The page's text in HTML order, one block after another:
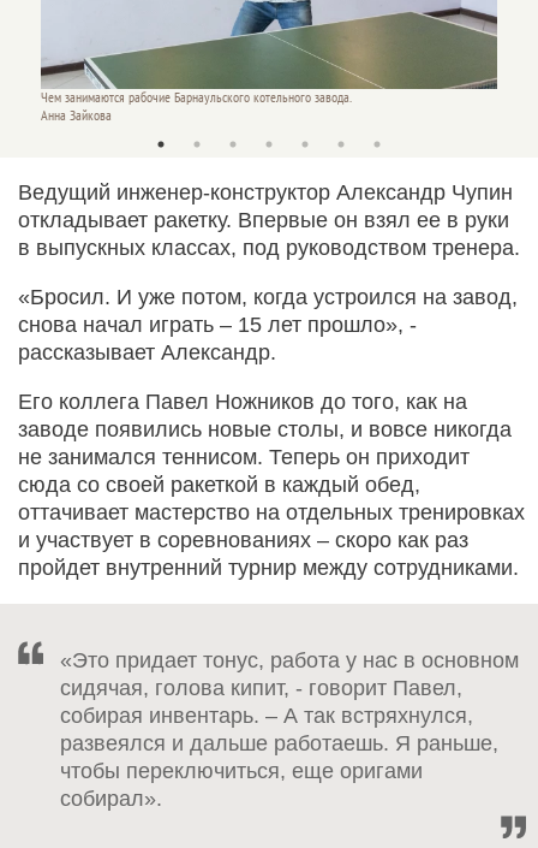
Чем занимаются рабочие Барнаульского котельного завода.
Анна Зайкова
Ведущий инженер-конструктор Александр Чупин
откладывает ракетку. Впервые он взял ее в руки
в выпускных классах, под руководством тренера.
«Бросил. И уже потом, когда устроился на завод,
снова начал играть – 15 лет прошло», -
рассказывает Александр.
Его коллега Павел Ножников до того, как на
заводе появились новые столы, и вовсе никогда
не занимался теннисом. Теперь он приходит
сюда со своей ракеткой в каждый обед,
оттачивает мастерство на отдельных тренировках
и участвует в соревнованиях – скоро как раз
пройдет внутренний турнир между сотрудниками.
«Это придает тонус, работа у нас в основном
сидячая, голова кипит, - говорит Павел,
собирая инвентарь. – А так встряхнулся,
развеялся и дальше работаешь. Я раньше,
чтобы переключиться, еще оригами
собирал».